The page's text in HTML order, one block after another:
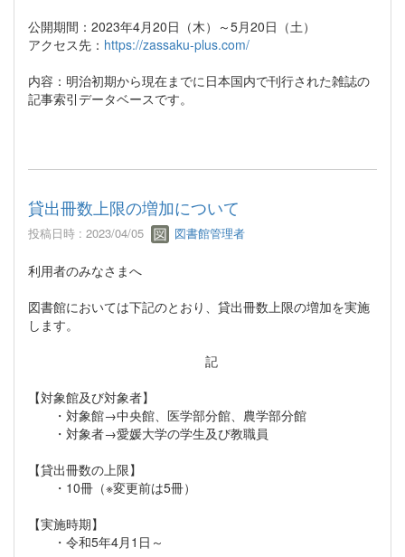
公開期間：2023年4月20日（木）～5月20日（土）
アクセス先： https://zassaku-plus.com/
内容：明治初期から現在までに日本国内で刊行された雑誌の
記事索引データベースです。
貸出冊数上限の増加について
投稿日時 : 2023/04/05 図書館管理者
利用者のみなさまへ
図書館においては下記のとおり、貸出冊数上限の増加を実施
します。
記
【対象館及び対象者】
・対象館→中央館、医学部分館、農学部分館
・対象者→愛媛大学の学生及び教職員
【貸出冊数の上限】
・10冊（※変更前は5冊）
【実施時期】
・令和5年4月1日～